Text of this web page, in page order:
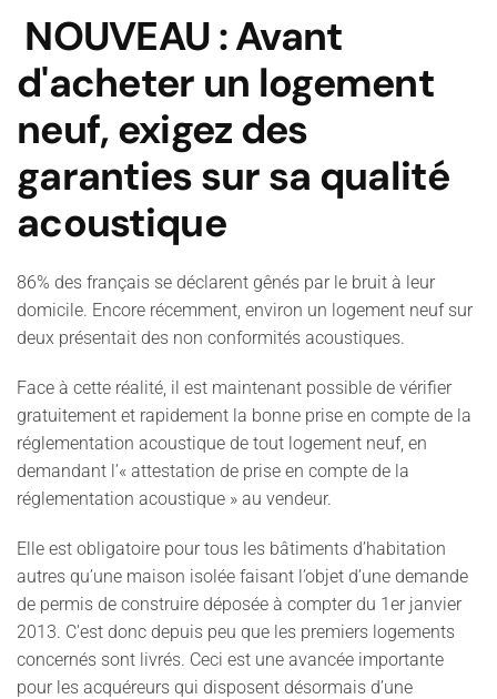
NOUVEAU : Avant
d'acheter un logement
neuf, exigez des
garanties sur sa qualité
acoustique
86% des français se déclarent gênés par le bruit à leur
domicile. Encore récemment, environ un logement neuf sur
deux présentait des non conformités acoustiques.
Face à cette réalité, il est maintenant possible de vérifier
gratuitement et rapidement la bonne prise en compte de la
réglementation acoustique de tout logement neuf, en
demandant l’« attestation de prise en compte de la
réglementation acoustique » au vendeur.
Elle est obligatoire pour tous les bâtiments d’habitation
autres qu’une maison isolée faisant l’objet d’une demande
de permis de construire déposée à compter du 1er janvier
2013. C'est donc depuis peu que les premiers logements
concernés sont livrés. Ceci est une avancée importante
pour les acquéreurs qui disposent désormais d’une